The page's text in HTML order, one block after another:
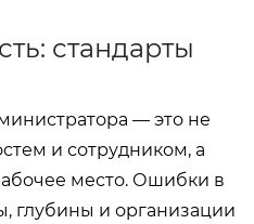
стандарты
— это не
и сотрудником, а
место. Ошибки в
глубины и организации